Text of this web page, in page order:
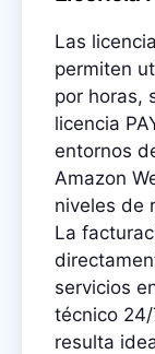
Las
permiten
por horas,
licencia
entornos
Amazon
niveles de
La
servicios
técnico
resulta